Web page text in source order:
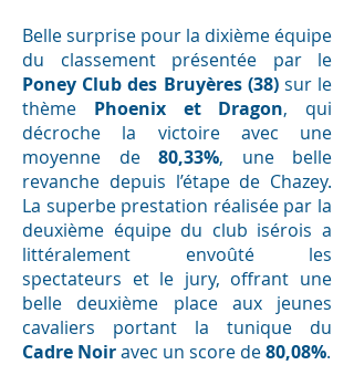
Belle surprise pour la dixième équipe
du classement présentée par le
Poney Club des Bruyères (38)sur le
thème Phoenix et Dragon, qui
décroche la victoire avec une
moyenne de 80,33%, une belle
revanche depuis l’étape de Chazey.
La superbe prestation réalisée par la
deuxième équipe du club isérois a
littéralement envoûté les
spectateurs et le jury, offrant une
belle deuxième place aux jeunes
cavaliers portant la tunique du
Cadre Noiravec un score de80,08%.